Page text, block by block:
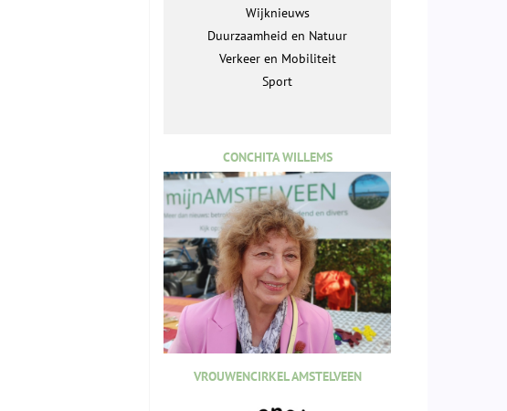
Wijknieuws
Duurzaamheid en Natuur
Verkeer en Mobiliteit
Sport
CONCHITA WILLEMS
VROUWENCIRKEL AMSTELVEEN